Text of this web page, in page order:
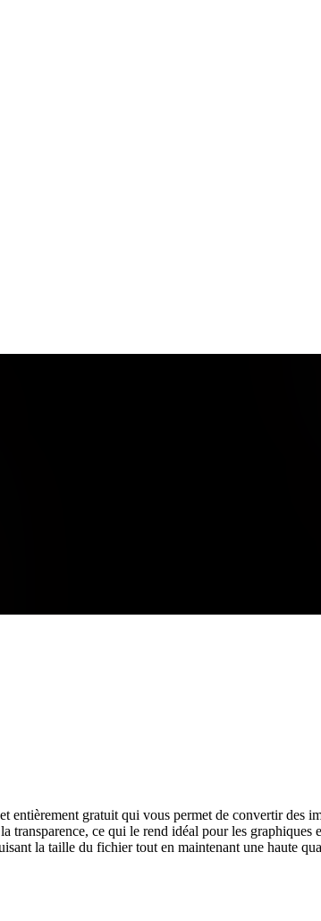
entièrement gratuit qui vous permet de convertir des
transparence, ce qui le rend idéal pour les
la taille du fichier tout en maintenant une haute